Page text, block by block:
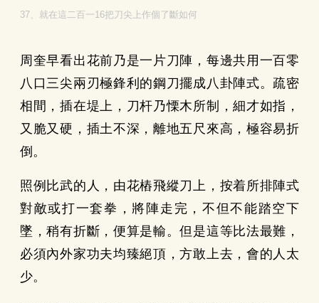
37、就在這二百一16把刀尖上作個了斷如何
周奎早看出花前乃是一片刀陣，每邊共用一百零
八口三尖兩刃極鋒利的鋼刀擺成八卦陣式。疏密
相間，插在堤上，刀杆乃慄木所制，細才如指，
又脆又硬，插土不深，離地五尺來高，極容易折
倒。
照例比武的人，由花樁飛縱刀上，按着所排陣式
對敵或打一套拳，將陣走完，不但不能踏空下
墜，稍有折斷，便算是輸。但是這等比法最難，
必須內外家功夫均臻絕頂，方敢上去，會的人太
少。